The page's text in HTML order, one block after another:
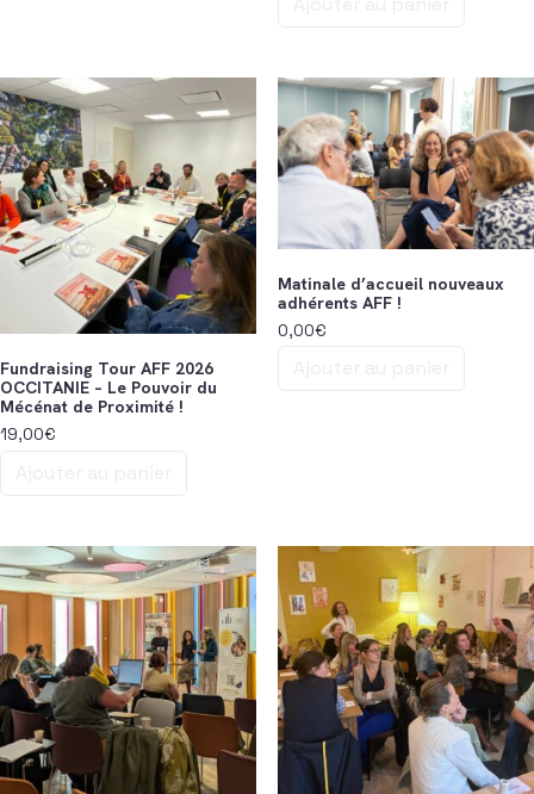
Fundraising Tour AFF 2026
OCCITANIE – Le Pouvoir du
Mécénat de Proximité !
19,00€
Matinale d’accueil nouveaux
adhérents AFF !
0,00€